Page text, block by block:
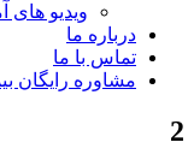
ویدیو های
درباره ما
تماس با ما
مشاوره رایگان
2